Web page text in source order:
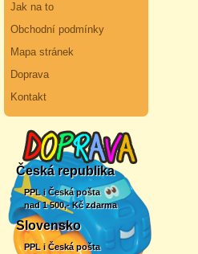
Jak na to
Obchodní podmínky
Mapa stránek
Doprava
Kontakt
Česká republika
PPL i Česká pošta
nad 1 500,- Kč zdarma
Slovensko
PPL i Česká pošta